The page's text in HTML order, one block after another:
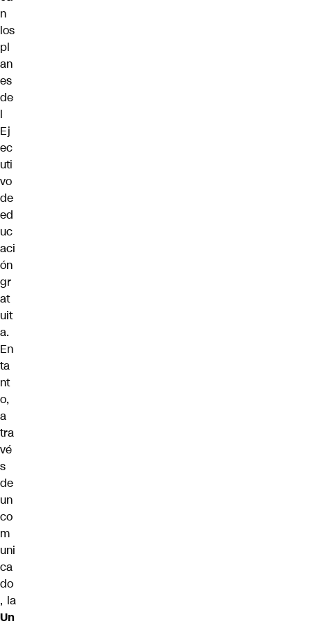
n
los
pl
an
es
de
l
Ej
ec
uti
vo
de
ed
uc
aci
ón
gr
at
uit
a.
En
ta
nt
o,
a
tra
vé
s
de
un
co
m
uni
ca
do
, la
Un